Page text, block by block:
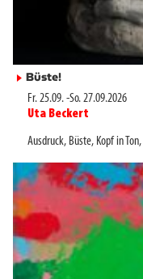
► Büste!
Fr. 25.09.-So. 27.09.2026
Uta Beckert
Ausdruck, Büste, Kopf in Ton,